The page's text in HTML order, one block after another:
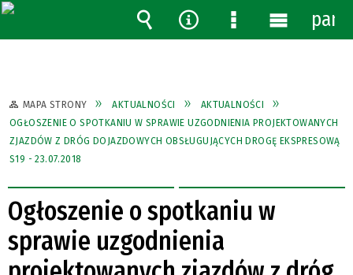
MAPA STRONY AKTUALNOŚCI
AKTUALNOŚCI
OGŁOSZENIE O SPOTKANIU W SPRAWIE UZGODNIENIA PROJEKTOWANYCH
ZJAZDÓW Z DRÓG DOJAZDOWYCH OBSŁUGUJĄCYCH DROGĘ EKSPRESOWĄ
S19 - 23.07.2018
Ogłoszenie o spotkaniu w
sprawie uzgodnienia
Wyszukiwarka
Narzędzia
MenuMenu